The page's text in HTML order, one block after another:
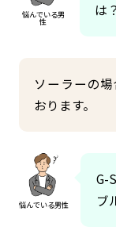
悩んでいる男
性
は？
ソーラーの
おります。
悩んでいる男性
G-
ブ